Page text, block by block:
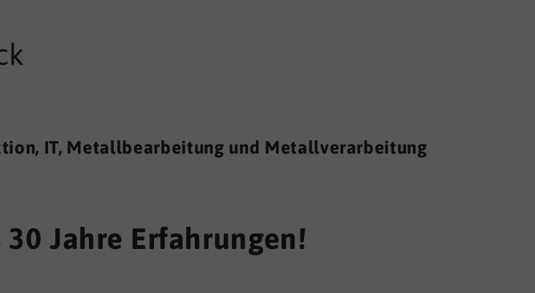
IT, Metallbearbeitung und Metallverarbeitung
Jahre Erfahrungen!